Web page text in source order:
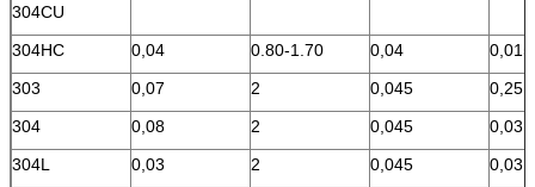
304CU
304HC
0,04 0.80-1.70 0,04
0,015
303
0,07 2 0,045
0,25
304
0,08 2 0,045
0,03
304L
0,03 2 0,045
0,03